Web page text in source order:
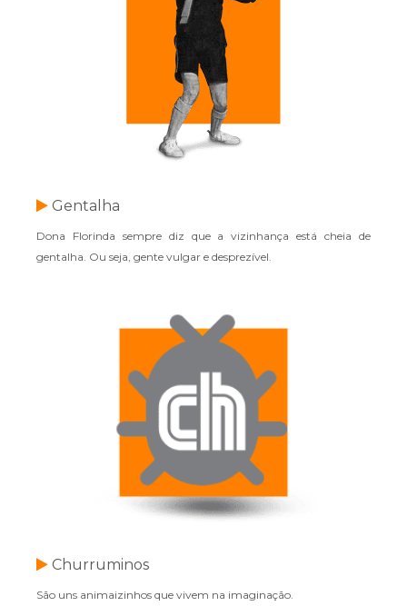
Gentalha
Dona Florinda sempre diz que a vizinhança está cheia de
gentalha. Ou seja, gente vulgar e desprezível.
Churruminos
São uns animaizinhos que vivem na imaginação.